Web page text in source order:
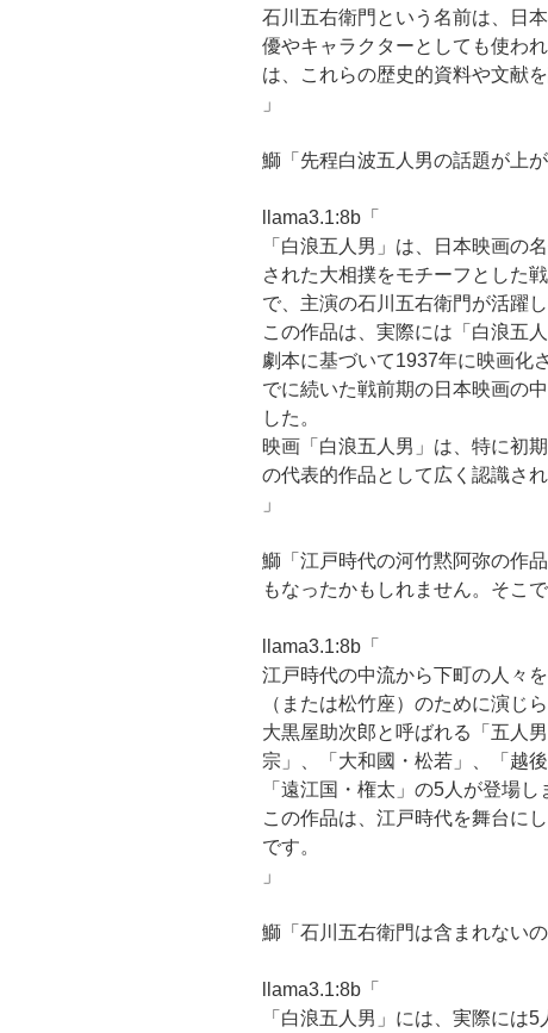
石川五右衛門という名前は、日
優やキャラクターとしても使わ
は、これらの歴史的資料や文献
」
鰤「先程白波五人男の話題が上
llama3.1:8b「
「白浪五人男」は、日本映画の
された大相撲をモチーフとした
で、主演の石川五右衛門が活躍し
この作品は、実際には「白浪五
劇本に基づいて1937年に映画化
でに続いた戦前期の日本映画の
した。
映画「白浪五人男」は、特に初
の代表的作品として広く認識され
」
鰤「江戸時代の河竹黙阿弥の作
もなったかもしれません。そこ
llama3.1:8b「
江戸時代の中流から下町の人々
（または松竹座）のために演じ
大黒屋助次郎と呼ばれる「五人
宗」、「大和國・松若」、「越
「遠江国・権太」の5人が登場し
この作品は、江戸時代を舞台に
です。
」
鰤「石川五右衛門は含まれないの
llama3.1:8b「
「白浪五人男」には、実際には